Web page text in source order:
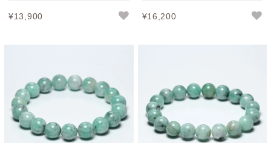
¥13,900 ¥16,200